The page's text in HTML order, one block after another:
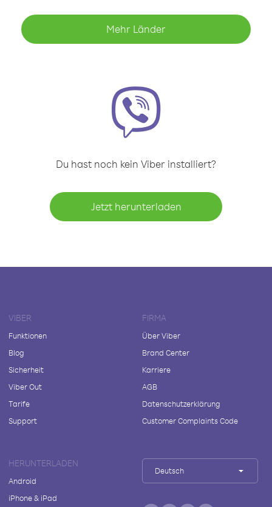
Mehr Länder
Du hast noch kein Viber installiert?
Jetzt herunterladen
VIBER
Funktionen
Blog
Sicherheit
Viber Out
Tarife
Support
FIRMA
Über Viber
Brand Center
Karriere
AGB
Datenschutzerklärung
Customer Complaints Code
HERUNTERLADEN
Android
iPhone & iPad
Deutsch